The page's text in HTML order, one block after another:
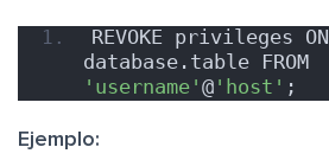
REVOKE privileges ON
'username' @ 'host' ;
Ejemplo: